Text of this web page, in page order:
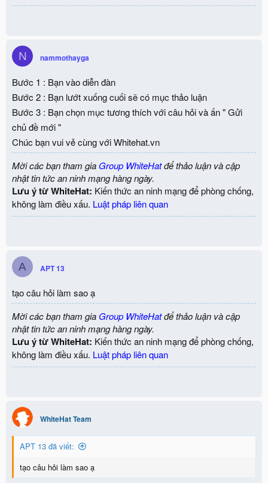
N nammothayga
Bước 1 : Bạn vào diễn đàn
Bước 2 : Bạn lướt xuống cuối sẽ có mục thảo luận
Bước 3 : Bạn chọn mục tương thích với câu hỏi và ấn " Gửi
chủ đề mới "
Chúc bạn vui vẻ cùng với Whitehat.vn
Mời các bạn tham gia Group WhiteHatđể thảo luận và cập
nhật tin tức an ninh mạng hàng ngày.
Lưu ý từ WhiteHat: Kiến thức an ninh mạng để phòng chống,
không làm điều xấu. Luật pháp liên quan
A APT 13
tạo câu hỏi làm sao ạ
Mời các bạn tham gia Group WhiteHatđể thảo luận và cập
nhật tin tức an ninh mạng hàng ngày.
Lưu ý từ WhiteHat: Kiến thức an ninh mạng để phòng chống,
không làm điều xấu. Luật pháp liên quan
WhiteHat Team
APT 13 đã viết:
tạo câu hỏi làm sao ạ